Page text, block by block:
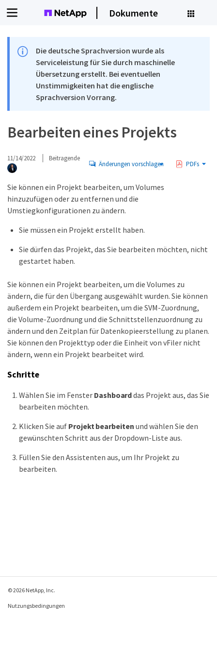
Dokumente
Die deutsche Sprachversion wurde als
Serviceleistung für Sie durch maschinelle
Übersetzung erstellt. Bei eventuellen
Unstimmigkeiten hat die englische
Sprachversion Vorrang.
Bearbeiten eines Projekts
11/14/2022 Beitragende
Änderungen vorschlagen PDFs
Sie können ein Projekt bearbeiten, um Volumes
hinzuzufügen oder zu entfernen und die
Umstiegkonfigurationen zu ändern.
Sie müssen ein Projekt erstellt haben.
Sie dürfen das Projekt, das Sie bearbeiten möchten, nicht
gestartet haben.
Sie können ein Projekt bearbeiten, um die Volumes zu
ändern, die für den Übergang ausgewählt wurden. Sie können
außerdem ein Projekt bearbeiten, um die SVM-Zuordnung,
die Volume-Zuordnung und die Schnittstellenzuordnung zu
ändern und den Zeitplan für Datenkopieerstellung zu planen.
Sie können den Projekttyp oder die Einheit von vFiler nicht
ändern, wenn ein Projekt bearbeitet wird.
Schritte
Wählen Sie im Fenster Dashboarddas Projekt aus, das Sie
bearbeiten möchten.
Klicken Sie auf Projekt bearbeiten und wählen Sie den
gewünschten Schritt aus der Dropdown-Liste aus.
Füllen Sie den Assistenten aus, um Ihr Projekt zu
bearbeiten.
© 2026 NetApp, Inc.
Nutzungsbedingungen